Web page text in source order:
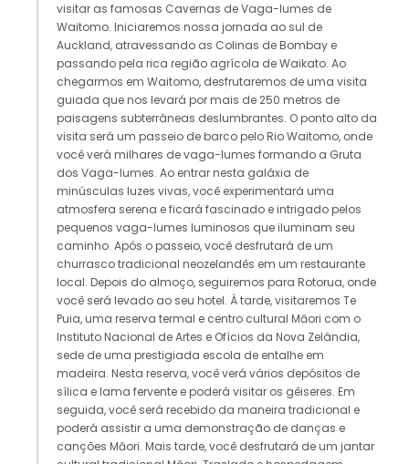
visitar as famosas Cavernas de Vaga-lumes de
Waitomo. Iniciaremos nossa jornada ao sul de
Auckland, atravessando as Colinas de Bombay e
passando pela rica região agrícola de Waikato. Ao
chegarmos em Waitomo, desfrutaremos de uma visita
guiada que nos levará por mais de 250 metros de
paisagens subterrâneas deslumbrantes. O ponto alto da
visita será um passeio de barco pelo Rio Waitomo, onde
você verá milhares de vaga-lumes formando a Gruta
dos Vaga-lumes. Ao entrar nesta galáxia de
minúsculas luzes vivas, você experimentará uma
atmosfera serena e ficará fascinado e intrigado pelos
pequenos vaga-lumes luminosos que iluminam seu
caminho. Após o passeio, você desfrutará de um
churrasco tradicional neozelandês em um restaurante
local. Depois do almoço, seguiremos para Rotorua, onde
você será levado ao seu hotel. À tarde, visitaremos Te
Puia, uma reserva termal e centro cultural Māori com o
Instituto Nacional de Artes e Ofícios da Nova Zelândia,
sede de uma prestigiada escola de entalhe em
madeira. Nesta reserva, você verá vários depósitos de
sílica e lama fervente e poderá visitar os gêiseres. Em
seguida, você será recebido da maneira tradicional e
poderá assistir a uma demonstração de danças e
canções Māori. Mais tarde, você desfrutará de um jantar